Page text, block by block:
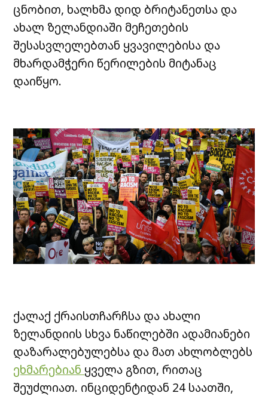
ცნობით, ხალხმა დიდ ბრიტანეთსა და
ახალ ზელანდიაში მეჩეთების
შესასვლელებთან ყვავილებისა და
მხარდამჭერი წერილების მიტანაც
დაიწყო.
ქალაქ ქრაისთჩარჩსა და ახალი
ზელანდიის სხვა ნაწილებში ადამიანები
დაზარალებულებსა და მათ ახლობლებს
ეხმარებიან ყველა გზით, რითაც
შეუძლიათ. ინციდენტიდან 24 საათში,